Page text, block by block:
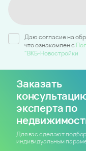
Даю согласие на
что ознакомлен c
"ВКБ-Новостройки
Заказать
эксперта по
Для вас сделают
индивидуальным